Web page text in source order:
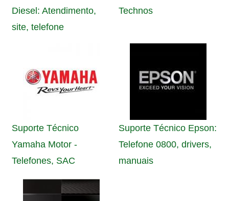
Diesel: Atendimento,
site, telefone
Technos
Suporte Técnico
Yamaha Motor -
Telefones, SAC
Suporte Técnico Epson:
Telefone 0800, drivers,
manuais